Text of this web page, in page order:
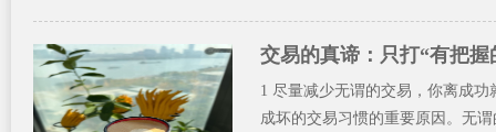
交易的真谛：只打“有把
1 尽量减少无谓的交易，你离成
成坏的交易习惯的重要原因。无